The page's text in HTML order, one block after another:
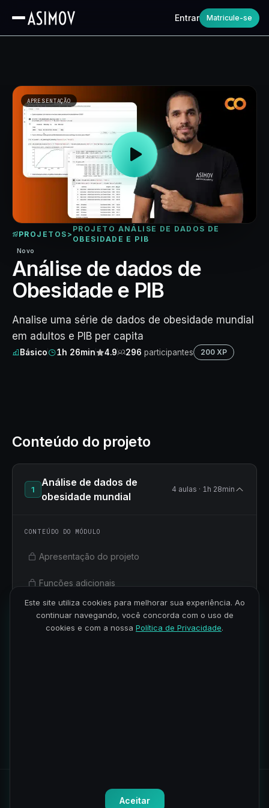
Entrar Matricule-se
PROJETOS >
PROJETO ANÁLISE DE DADOS DE
OBESIDADE E PIB
Novo
Análise de dados de
Obesidade e PIB
Analise uma série de dados de obesidade mundial
em adultos e PIB per capita
Básico 1h 26min 4.9 296 participantes 200 XP
APRESENTAÇÃO
Conteúdo do projeto
1
Análise de dados de
obesidade mundial
4 aulas · 1h 28min
CONTEÚDO DO MÓDULO
Apresentação do projeto
Funções adicionais
Análise de dados de obesidade – pt1
Todos os direitos reservados. Política de Privacidade
de Uso
Este site utiliza cookies para melhorar sua experiência. Ao
continuar navegando, você concorda com o uso de
cookies e com a nossa Política de Privacidade.
Aceitar